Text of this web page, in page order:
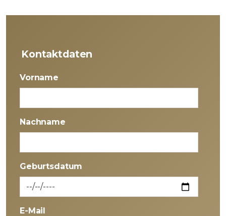
Kontaktdaten
Vorname
Nachname
Geburtsdatum
E-Mail